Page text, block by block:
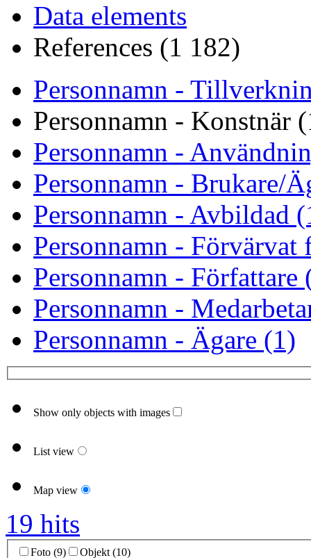
Data elements
References (1 182)
Personnamn -
Personnamn - Konstnär
Personnamn -
Personnamn - Brukare/
Personnamn - Avbildad
Personnamn - Förvärvat
Personnamn - Författare
Personnamn -
Personnamn - Ägare (1)
Show only objects with images
List view
Map view
19 hits
Foto (9) Objekt (10)